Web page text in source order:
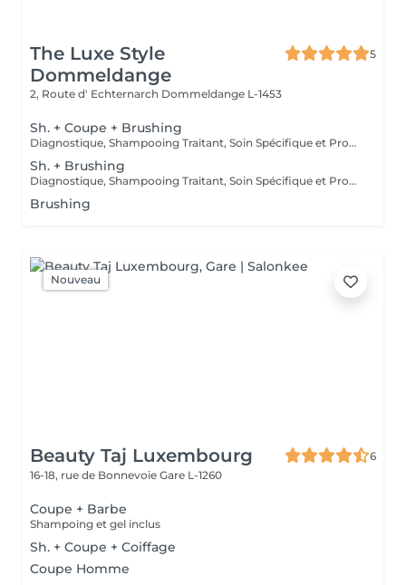
The Luxe Style
Dommeldange
5
2, Route d' Echternarch Dommeldange L-1453
Sh. + Coupe + Brushing
Diagnostique, Shampooing Traitant, Soin Spécifique et Produits Coiffants inclus
Sh. + Brushing
Diagnostique, Shampooing Traitant, Soin Spécifique et Produits Coiffants inclus
Brushing
Nouveau
Beauty Taj Luxembourg
6
16-18, rue de Bonnevoie Gare L-1260
Coupe + Barbe
Shampoing et gel inclus
Sh. + Coupe + Coiffage
Coupe Homme